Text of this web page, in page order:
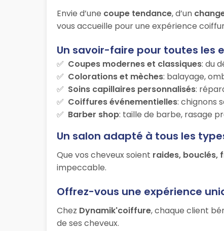
Envie d’une coupe tendance, d’un
vous accueille pour une expérience
Un savoir-faire pour toutes les
Coupes modernes et classiques: du
Colorations et mèches: balayage,
Soins capillaires personnalisés:
Coiffures événementielles: chignons
Barber shop: taille de barbe, rasage
Un salon adapté à tous les
Que vos cheveux soient raides, bouclés,
impeccable.
Offrez-vous une expérience
Chez Dynamik'coiffure, chaque client
de ses cheveux.